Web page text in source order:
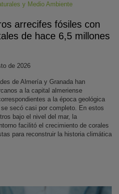
y Medio Ambiente
arrecifes fósiles con
de hace 6,5 millones
de 2026
de Almería y Granada han
a la capital almeriense
a la época geológica
secó casi por completo. En estos
bajo el nivel del mar, la
facilitó el crecimiento de corales
para reconstruir la historia climática